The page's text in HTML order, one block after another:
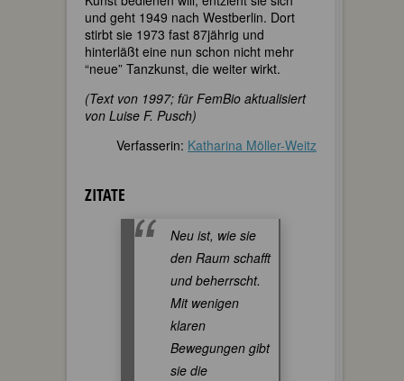
und geht 1949 nach Westberlin. Dort
stirbt sie 1973 fast 87jährig und
hinterläßt eine nun schon nicht mehr
“neue” Tanzkunst, die weiter wirkt.
(Text von 1997; für FemBio aktualisiert
von Luise F. Pusch)
Verfasserin: Katharina Möller-Weitz
ZITATE
Neu ist, wie sie
den Raum schafft
und beherrscht.
Mit wenigen
klaren
Bewegungen gibt
sie die